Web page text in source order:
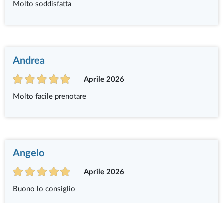
Molto soddisfatta
Andrea
Aprile 2026
Molto facile prenotare
Angelo
Aprile 2026
Buono lo consiglio